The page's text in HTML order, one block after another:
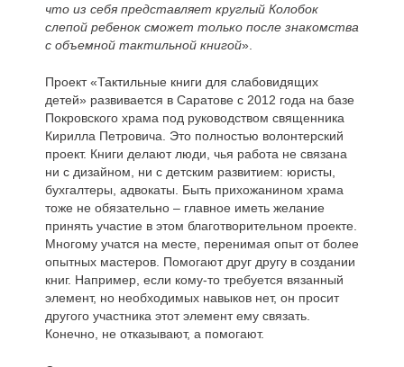
что из себя представляет круглый Колобок
слепой ребенок сможет только после знакомства
с объемной тактильной книгой».
Проект «Тактильные книги для слабовидящих
детей» развивается в Саратове с 2012 года на базе
Покровского храма под руководством священника
Кирилла Петровича. Это полностью волонтерский
проект. Книги делают люди, чья работа не связана
ни с дизайном, ни с детским развитием: юристы,
бухгалтеры, адвокаты. Быть прихожанином храма
тоже не обязательно – главное иметь желание
принять участие в этом благотворительном проекте.
Многому учатся на месте, перенимая опыт от более
опытных мастеров. Помогают друг другу в создании
книг. Например, если кому-то требуется вязанный
элемент, но необходимых навыков нет, он просит
другого участника этот элемент ему связать.
Конечно, не отказывают, а помогают.